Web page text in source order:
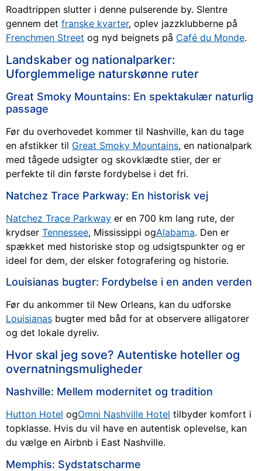
Roadtrippen slutter i denne pulserende by. Slentre
gennem det franske kvarter, oplev jazzklubberne på
Frenchmen Street og nyd beignets på Café du Monde.
Landskaber og nationalparker:
Uforglemmelige naturskønne ruter
Great Smoky Mountains: En spektakulær naturlig
passage
Før du overhovedet kommer til Nashville, kan du tage
en afstikker til Great Smoky Mountains, en nationalpark
med tågede udsigter og skovklædte stier, der er
perfekte til din første fordybelse i det fri.
Natchez Trace Parkway: En historisk vej
Natchez Trace Parkway er en 700 km lang rute, der
krydser Tennessee, Mississippi ogAlabama. Den er
spækket med historiske stop og udsigtspunkter og er
ideel for dem, der elsker fotografering og historie.
Louisianas bugter: Fordybelse i en anden verden
Før du ankommer til New Orleans, kan du udforske
Louisianas bugter med båd for at observere alligatorer
og det lokale dyreliv.
Hvor skal jeg sove? Autentiske hoteller og
overnatningsmuligheder
Nashville: Mellem modernitet og tradition
Hutton Hotel ogOmni Nashville Hotel tilbyder komfort i
topklasse. Hvis du vil have en autentisk oplevelse, kan
du vælge en Airbnb i East Nashville.
Memphis: Sydstatscharme